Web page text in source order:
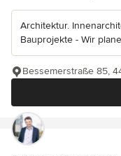
Architektur.
Bauprojekte - Wir
Bessemerstraße 85,